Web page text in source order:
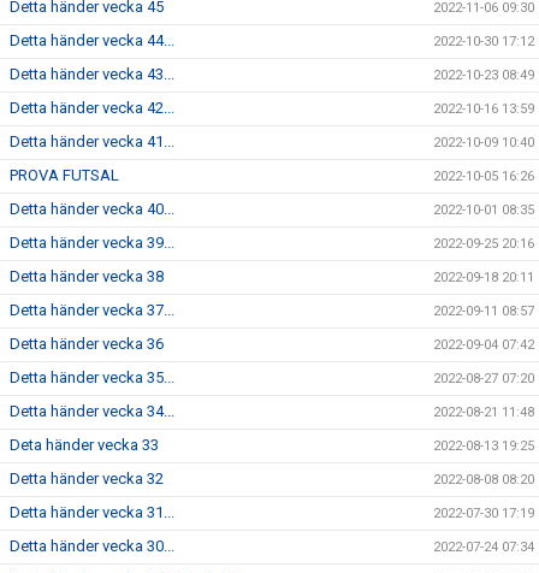
Detta händer vecka 45 2022-11-06 09:30
Detta händer vecka 44... 2022-10-30 17:12
Detta händer vecka 43... 2022-10-23 08:49
Detta händer vecka 42... 2022-10-16 13:59
Detta händer vecka 41... 2022-10-09 10:40
PROVA FUTSAL 2022-10-05 16:26
Detta händer vecka 40... 2022-10-01 08:35
Detta händer vecka 39... 2022-09-25 20:16
Detta händer vecka 38 2022-09-18 20:11
Detta händer vecka 37... 2022-09-11 08:57
Detta händer vecka 36 2022-09-04 07:42
Detta händer vecka 35... 2022-08-27 07:20
Detta händer vecka 34... 2022-08-21 11:48
Deta händer vecka 33 2022-08-13 19:25
Detta händer vecka 32 2022-08-08 08:20
Detta händer vecka 31... 2022-07-30 17:19
Detta händer vecka 30... 2022-07-24 07:34